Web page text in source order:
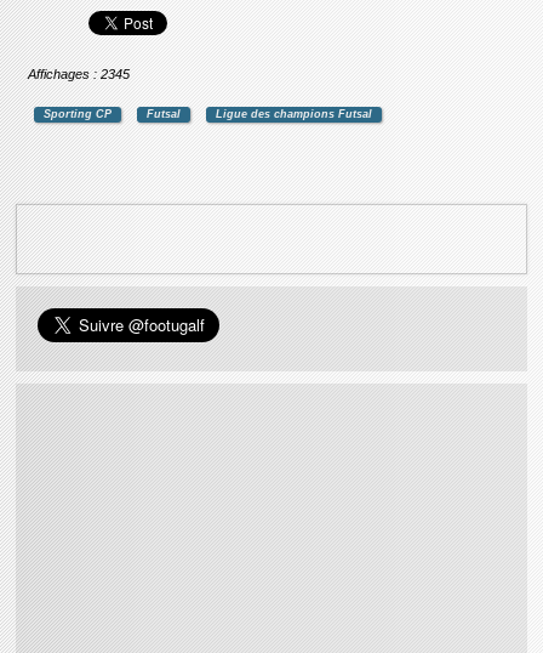
Affichages : 2345
Sporting CP Futsal Ligue des champions Futsal